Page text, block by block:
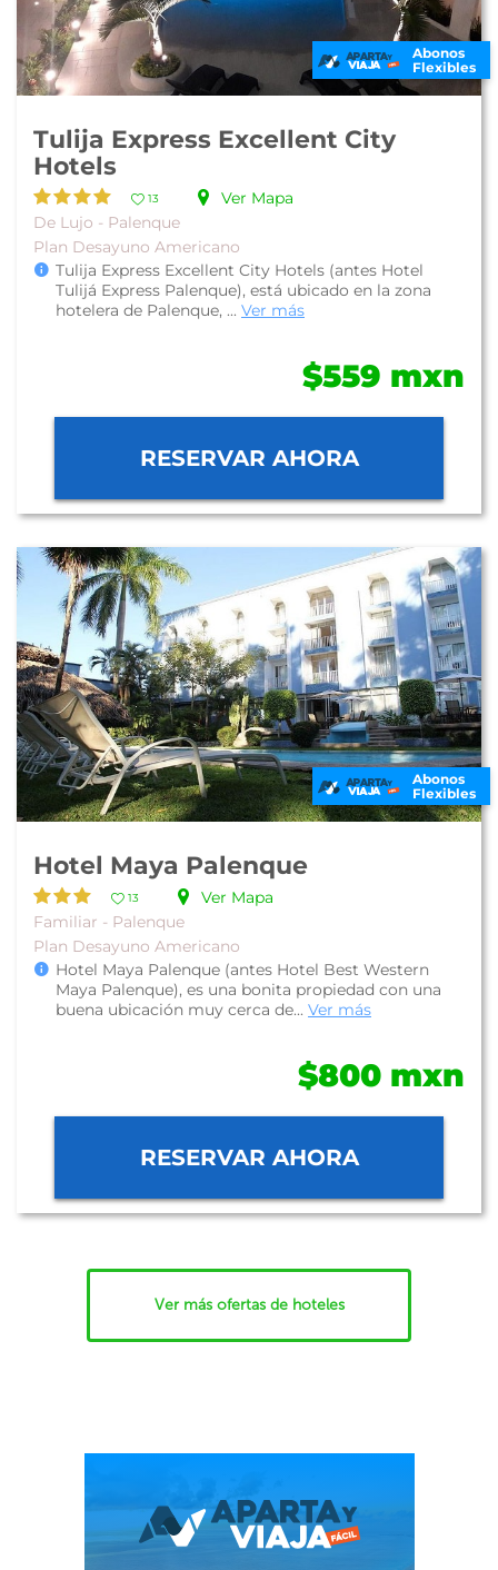
Abonos
Flexibles
Tulija Express Excellent City
Hotels
13
Ver Mapa
De Lujo - Palenque
Plan Desayuno Americano
Tulija Express Excellent City Hotels (antes Hotel
Tulijá Express Palenque), está ubicado en la zona
hotelera de Palenque, ... Ver más
$559 mxn
RESERVAR AHORA
Abonos
Flexibles
Hotel Maya Palenque
13
Ver Mapa
Familiar - Palenque
Plan Desayuno Americano
Hotel Maya Palenque (antes Hotel Best Western
Maya Palenque), es una bonita propiedad con una
buena ubicación muy cerca de... Ver más
$800 mxn
RESERVAR AHORA
Ver más ofertas de hoteles